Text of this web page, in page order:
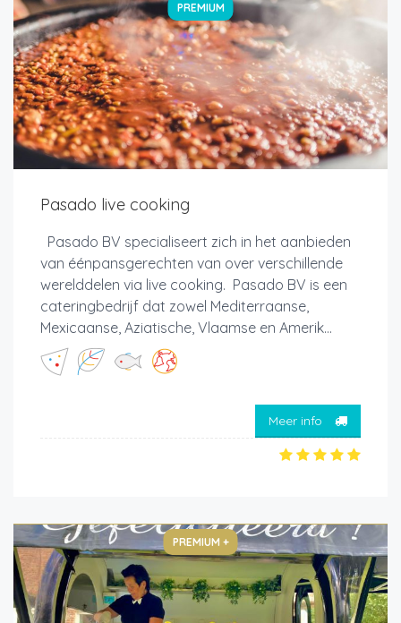
PREMIUM
Pasado live cooking
Pasado BV specialiseert zich in het aanbieden
van éénpansgerechten van over verschillende
werelddelen via live cooking. Pasado BV is een
cateringbedrijf dat zowel Mediterraanse,
Mexicaanse, Aziatische, Vlaamse en Amerik...
Meer info
PREMIUM +